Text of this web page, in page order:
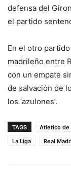
defensa del
el partido
En el otro
madrileño entre
con un empate
de salvación de
los ‘azulones’.
TAGS Atletico de
La Liga
Real